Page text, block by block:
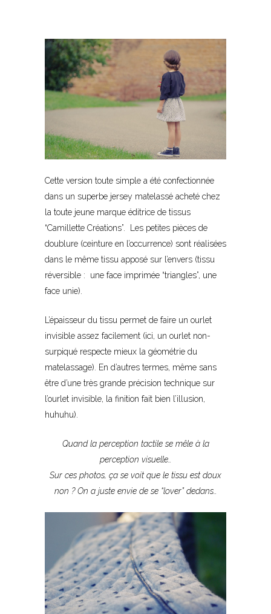
Cette version toute simple a été confectionnée
dans un superbe jersey matelassé acheté chez
la toute jeune marque éditrice de tissus
“Camillette Créations”. Les petites pièces de
doublure (ceinture en l’occurrence) sont réalisées
dans le même tissu apposé sur l’envers (tissu
réversible : une face imprimée “triangles”, une
face unie).
L’épaisseur du tissu permet de faire un ourlet
invisible assez facilement (ici, un ourlet non-
surpiqué respecte mieux la géométrie du
matelassage). En d’autres termes, même sans
être d’une très grande précision technique sur
l’ourlet invisible, la finition fait bien l’illusion,
huhuhu).
Quand la perception tactile se mêle à la
perception visuelle…
Sur ces photos, ça se voit que le tissu est doux
non ? On a juste envie de se “lover” dedans…